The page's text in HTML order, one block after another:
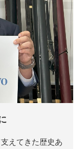
えてきた歴史あ